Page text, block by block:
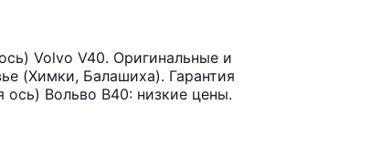
Volvo V40. Оригинальные и
(Химки, Балашиха). Гарантия
ось) Вольво В40: низкие цены.